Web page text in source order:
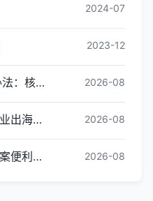
2024-07
2023-12
珠海市境外投资备案管理办法：核心内容与办理指引 2026-08
珠海ODI备案监管新规：企业出海投资合规红线梳理 2026-08
横琴粤澳深度合作区ODI备案便利化政策全解读 2026-08